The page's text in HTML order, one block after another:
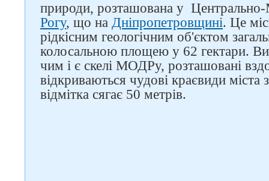
природи, розташована у
Рогу, що на Дніпропетровщині. Це
рідкісним геологічним об'єктом
колосальною площею у 62 гектари.
чим і є скелі МОДРу, розташовані
відкриваються чудові краєвиди міста
відмітка сягає 50 метрів.